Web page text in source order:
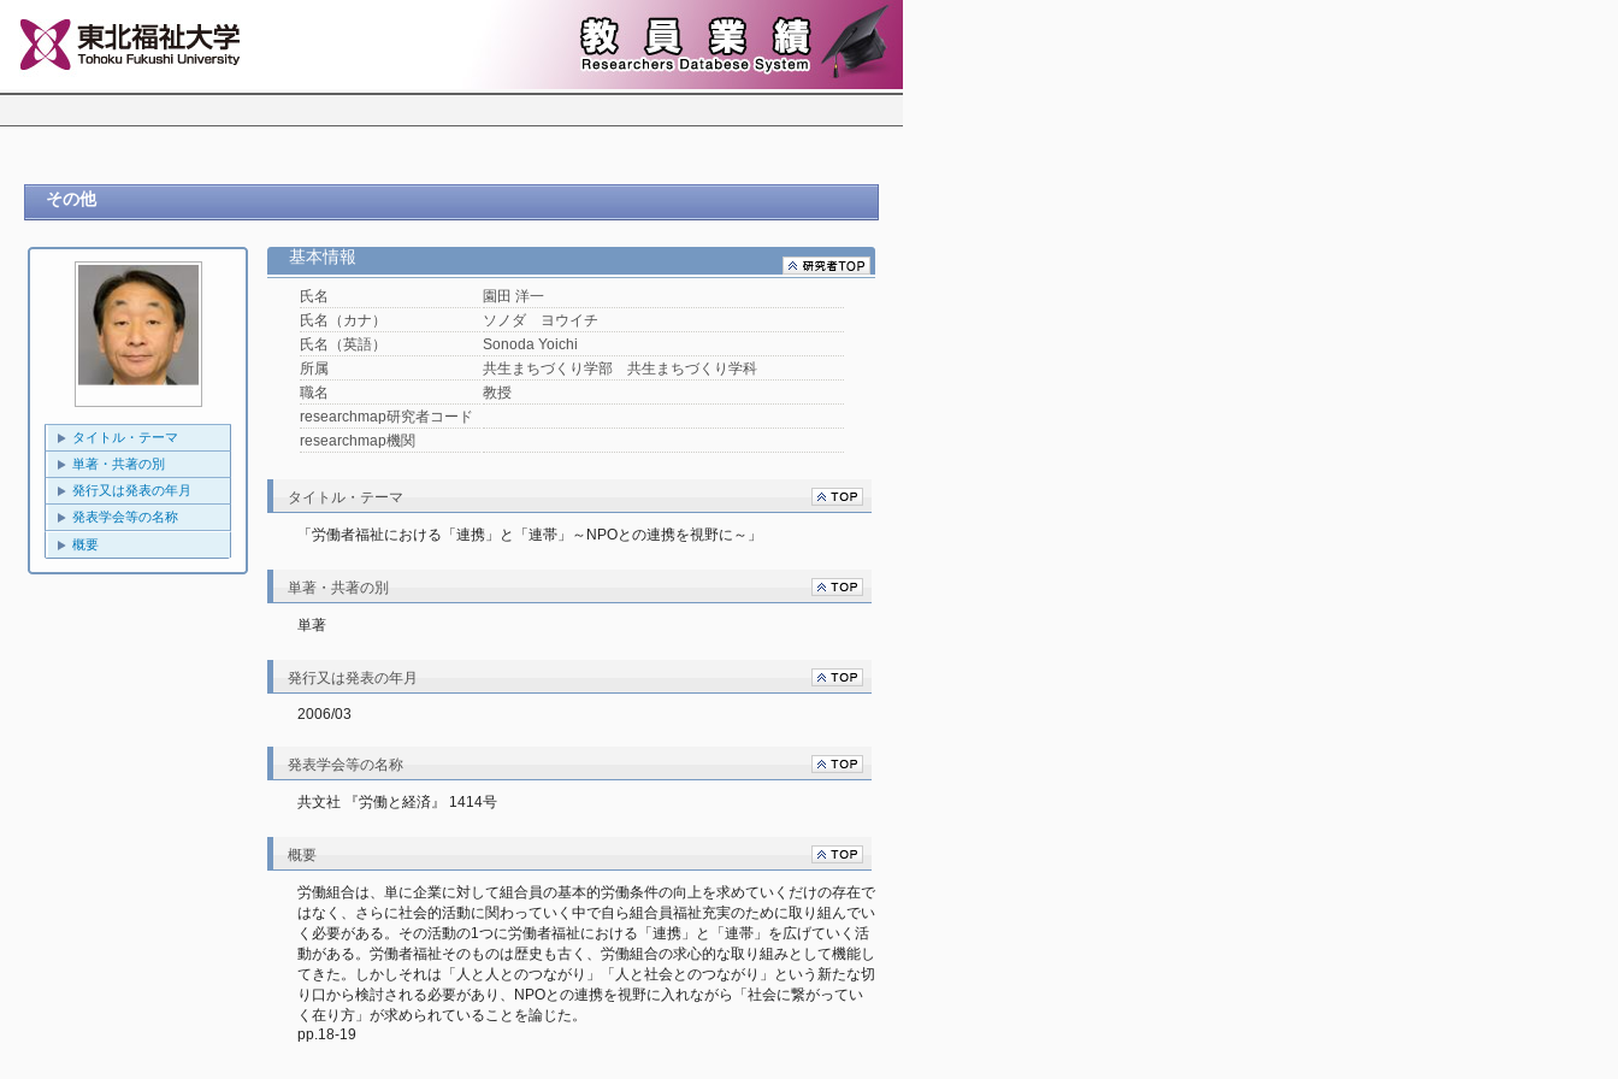
その他
タイトル・テーマ
単著・共著の別
発行又は発表の年月
発表学会等の名称
概要
基本情報
氏名
園田 洋一
氏名（カナ）
ソノダ ヨウイチ
氏名（英語）
Sonoda Yoichi
所属
共生まちづくり学部 共生まちづくり学科
職名
教授
researchmap研究者コード
researchmap機関
タイトル・テーマ
「労働者福祉における「連携」と「連帯」～NPOとの連携を視野に～」
単著・共著の別
単著
発行又は発表の年月
2006/03
発表学会等の名称
共文社 『労働と経済』 1414号
概要
労働組合は、単に企業に対して組合員の基本的労働条件の向上を求めていくだけの存在で
はなく、さらに社会的活動に関わっていく中で自ら組合員福祉充実のために取り組んでい
く必要がある。その活動の1つに労働者福祉における「連携」と「連帯」を広げていく活
動がある。労働者福祉そのものは歴史も古く、労働組合の求心的な取り組みとして機能し
てきた。しかしそれは「人と人とのつながり」「人と社会とのつながり」という新たな切
り口から検討される必要があり、NPOとの連携を視野に入れながら「社会に繋がってい
く在り方」が求められていることを論じた。
pp.18-19